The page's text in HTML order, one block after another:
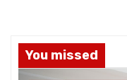
You missed